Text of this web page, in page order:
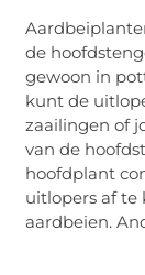
de
gewoon in
kunt de
zaailingen of
van de
hoofdplant
uitlopers af te
aardbeien.